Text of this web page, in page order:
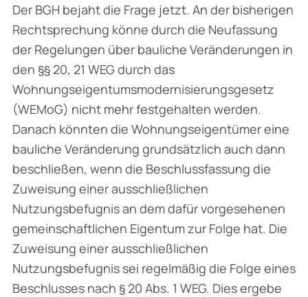
Der BGH bejaht die Frage jetzt. An der bisherigen
Rechtsprechung könne durch die Neufassung
der Regelungen über bauliche Veränderungen in
den §§ 20, 21 WEG durch das
Wohnungseigentumsmodernisierungsgesetz
(WEMoG) nicht mehr festgehalten werden.
Danach könnten die Wohnungseigentümer eine
bauliche Veränderung grundsätzlich auch dann
beschließen, wenn die Beschlussfassung die
Zuweisung einer ausschließlichen
Nutzungsbefugnis an dem dafür vorgesehenen
gemeinschaftlichen Eigentum zur Folge hat. Die
Zuweisung einer ausschließlichen
Nutzungsbefugnis sei regelmäßig die Folge eines
Beschlusses nach § 20 Abs. 1 WEG. Dies ergebe